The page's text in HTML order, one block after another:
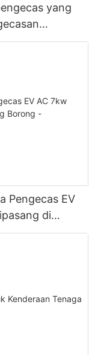
yang
Pengecas EV
di